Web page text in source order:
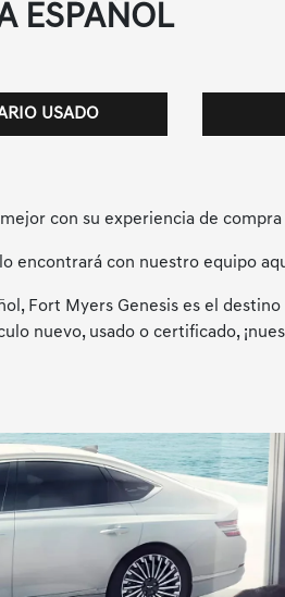
ESPAÑOL
USADO
con su experiencia de
encontrará con nuestro equipo
Fort Myers Genesis es el
nuevo, usado o certificado,